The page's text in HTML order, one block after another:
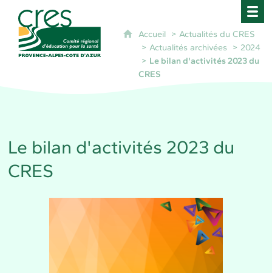
CRES Paca - Comité Régional d'Éducation
Accueil
Actualités du CRES
Actualités archivées
2024
Le bilan d'activités 2023 du
CRES
Le bilan d'activités 2023 du
CRES